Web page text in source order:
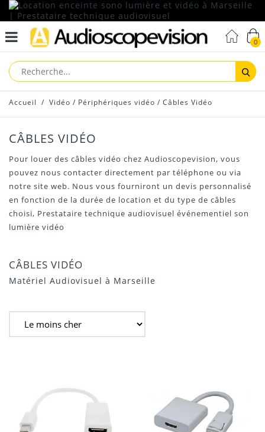
0
Accueil / Vidéo / Périphériques vidéo / Câbles Vidéo
CÂBLES VIDÉO
Pour louer des câbles vidéo chez Audioscopevision, vous
pouvez nous contacter directement par téléphone ou via
notre site web. Nous vous fourniront un devis personnalisé
en fonction de la durée de location et du type de câbles
choisi, Prestataire technique audiovisuel événementiel son
lumière vidéo
CÂBLES VIDÉO
Matériel Audiovisuel à Marseille